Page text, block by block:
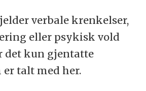
verbale krenkelser,
eller psykisk vold
det kun gjentatte
er talt med her.